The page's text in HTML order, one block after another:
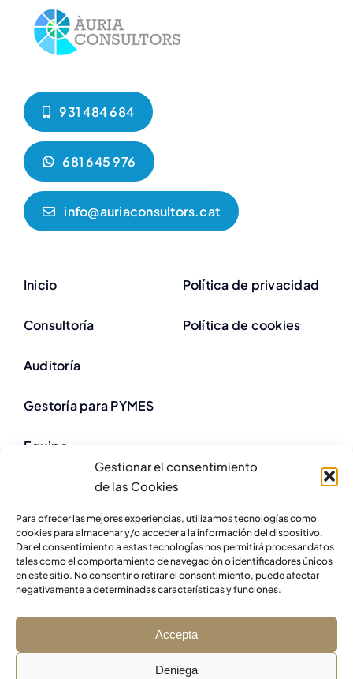
Gestionar el consentimiento
de las Cookies
Para ofrecer las mejores experiencias, utilizamos tecnologías como
cookies para almacenar y/o acceder a la información del dispositivo.
Dar el consentimiento a estas tecnologías nos permitirá procesar datos
tales como el comportamiento de navegación o identificadores únicos
en este sitio. No consentir o retirar el consentimiento, puede afectar
negativamente a determinadas características y funciones.
Accepta
Deniega
931 484 684
681 645 976
info@auriaconsultors.cat
Inicio
Consultoría
Auditoría
Gestoría para PYMES
Equipo
Política de privacidad
Política de cookies